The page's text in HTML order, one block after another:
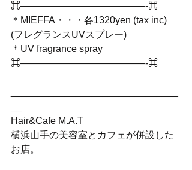
⌘—————————————-⌘
＊MIEFFA・・・各1320yen (tax inc)
(フレグランスUVスプレー)
＊UV fragrance spray
⌘—————————————-⌘
Hair&Cafe M.A.T
横浜山手の美容室とカフェが併設した
お店。